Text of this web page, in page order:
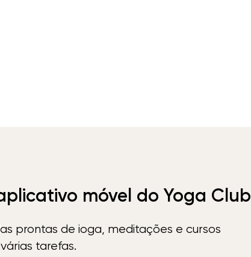
móvel do Yoga Club
prontas de ioga, meditações e cursos
tarefas.